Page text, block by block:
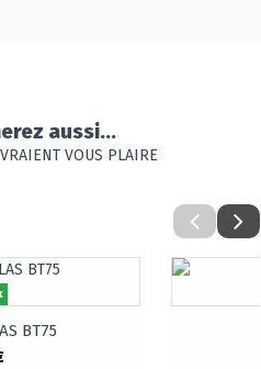
aussi...
VOUS PLAIRE
BT75